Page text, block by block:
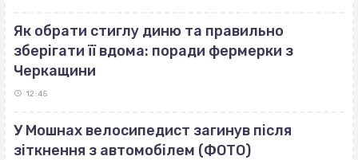
Як обрати стиглу диню та правильно
зберігати її вдома: поради фермерки з
Черкащини
12:45
У Мошнах велосипедист загинув після
зіткнення з автомобілем (ФОТО)